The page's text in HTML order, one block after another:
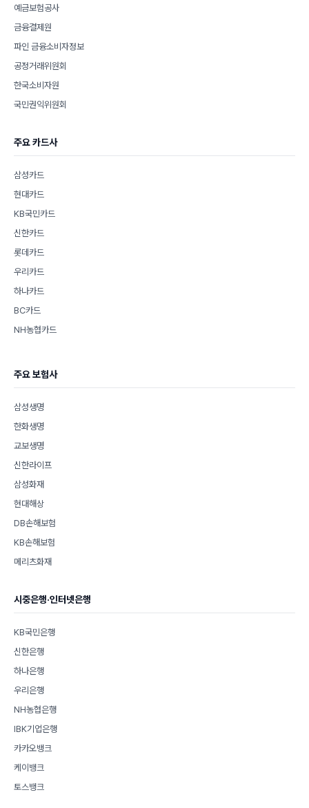
예금보험공사
금융결제원
파인 금융소비자정보
공정거래위원회
한국소비자원
국민권익위원회
주요 카드사
삼성카드
현대카드
KB국민카드
신한카드
롯데카드
우리카드
하나카드
BC카드
NH농협카드
주요 보험사
삼성생명
한화생명
교보생명
신한라이프
삼성화재
현대해상
DB손해보험
KB손해보험
메리츠화재
시중은행·인터넷은행
KB국민은행
신한은행
하나은행
우리은행
NH농협은행
IBK기업은행
카카오뱅크
케이뱅크
토스뱅크